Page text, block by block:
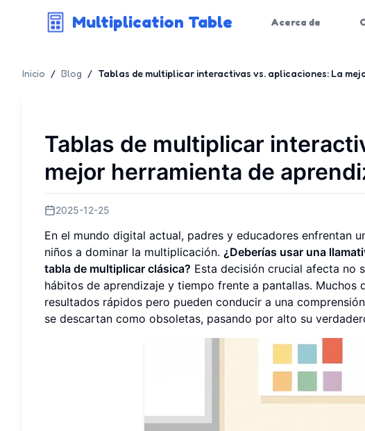
Multiplication Table Acerca de
Inicio / Blog / Tablas de multiplicar interactivas vs. aplicaciones: La
Tablas de multiplicar
mejor herramienta de
2025-12-25
En el mundo digital actual, padres y educadores enfrentan
niños a dominar la multiplicación. ¿Deberías usar una
tabla de multiplicar clásica? Esta decisión crucial afecta no
hábitos de aprendizaje y tiempo frente a pantallas.
resultados rápidos pero pueden conducir a una
se descartan como obsoletas, pasando por alto su